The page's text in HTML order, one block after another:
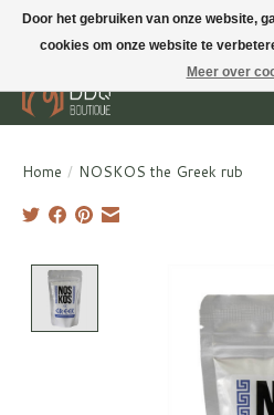
BBQ Boutique - Gratis verzenden en
Home / NOSKOS the Greek rub
Door het gebruiken van onze website,
cookies om onze website te
Meer over